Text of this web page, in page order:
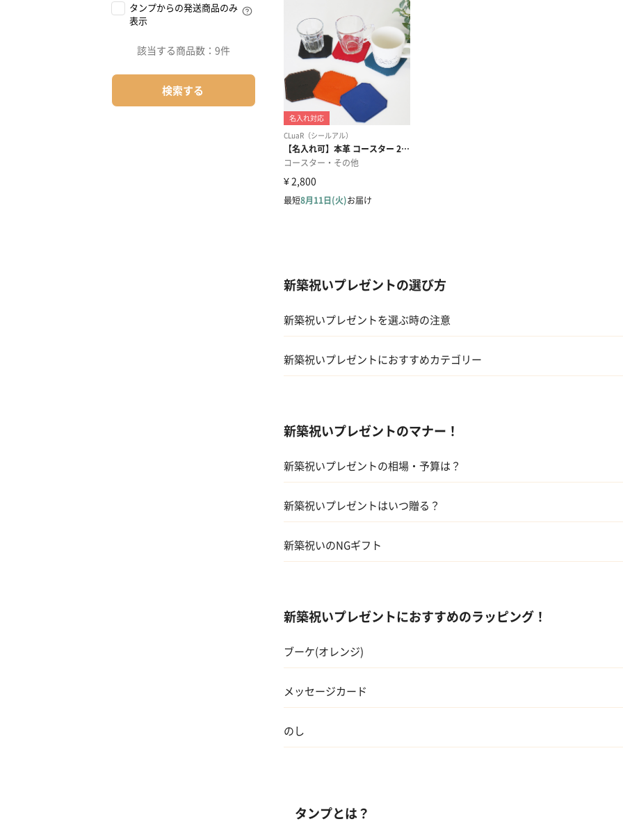
タンプからの発送商品のみ
表示
該当する商品数： 9件
検索する
新築祝いプレゼントの選び方
新築祝いプレゼントを選ぶ時の注意
新築祝いプレゼントにおすすめカテゴリー
02 スイーツ
03 アルコール
04 キッチン
05 ハーバリウム
新築祝いプレゼントのマナー！
新築祝いプレゼントの相場・予算は？
01 兄弟、姉妹
02 両親
04 伯父・伯母
05 甥・姪
06 孫
新築祝いプレゼントはいつ贈る？
新築祝いのNGギフト
新築祝いプレゼントにおすすめのラッピング！
ブーケ(オレンジ)
メッセージカード
のし
タンプとは？